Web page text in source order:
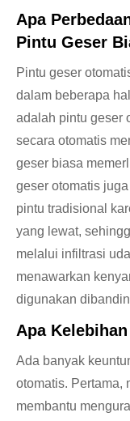
Apa
Pintu Geser
Pintu geser
dalam beberapa
adalah pintu geser
secara otomatis
geser biasa
geser otomatis
pintu tradisional
yang lewat,
melalui infiltrasi
menawarkan
digunakan
Apa
Ada banyak
otomatis. Pertama,
membantu